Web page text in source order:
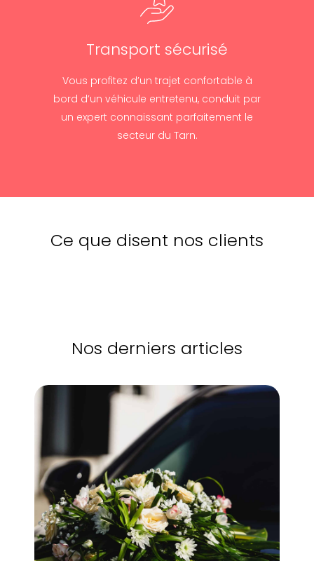
Transport sécurisé
Vous profitez d’un trajet confortable à
bord d’un véhicule entretenu, conduit par
un expert connaissant parfaitement le
secteur du Tarn.
Ce que disent nos clients
Nos derniers articles